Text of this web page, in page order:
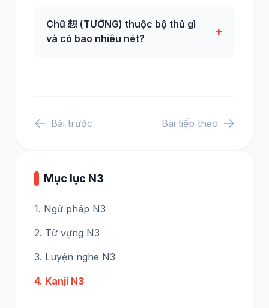
Chữ 想 (TƯỞNG) thuộc bộ thủ gì
và có bao nhiêu nét?
+
Bài trước Bài tiếp theo
Mục lục N3
1. Ngữ pháp N3
2. Từ vựng N3
3. Luyện nghe N3
4. Kanji N3